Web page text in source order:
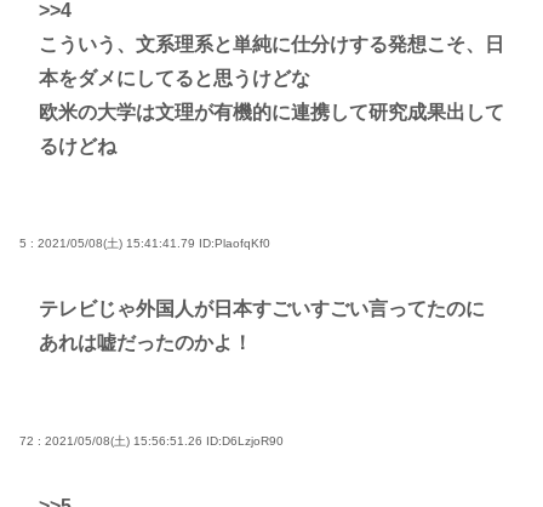
>>4
こういう、文系理系と単純に仕分けする発想こそ、日
本をダメにしてると思うけどな
欧米の大学は文理が有機的に連携して研究成果出して
るけどね
5 : 2021/05/08(土) 15:41:41.79 ID:PlaofqKf0
テレビじゃ外国人が日本すごいすごい言ってたのに
あれは嘘だったのかよ！
72 : 2021/05/08(土) 15:56:51.26 ID:D6LzjoR90